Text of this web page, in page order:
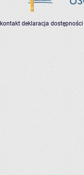
kontakt deklaracja dostępności